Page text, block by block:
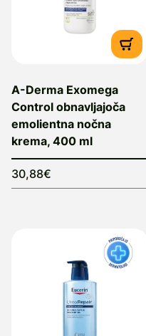
A-Derma Exomega
Control obnavljajoča
emolientna nočna
krema, 400 ml
30,88€